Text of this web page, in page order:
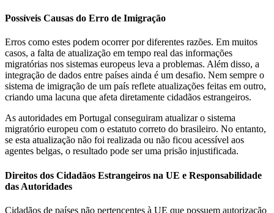
Possíveis Causas do Erro de Imigração
Erros como estes podem ocorrer por diferentes razões. Em muitos
casos, a falta de atualização em tempo real das informações
migratórias nos sistemas europeus leva a problemas. Além disso, a
integração de dados entre países ainda é um desafio. Nem sempre o
sistema de imigração de um país reflete atualizações feitas em outro,
criando uma lacuna que afeta diretamente cidadãos estrangeiros.
As autoridades em Portugal conseguiram atualizar o sistema
migratório europeu com o estatuto correto do brasileiro. No entanto,
se esta atualização não foi realizada ou não ficou acessível aos
agentes belgas, o resultado pode ser uma prisão injustificada.
Direitos dos Cidadãos Estrangeiros na UE e Responsabilidade
das Autoridades
Cidadãos de países não pertencentes à UE que possuem autorização